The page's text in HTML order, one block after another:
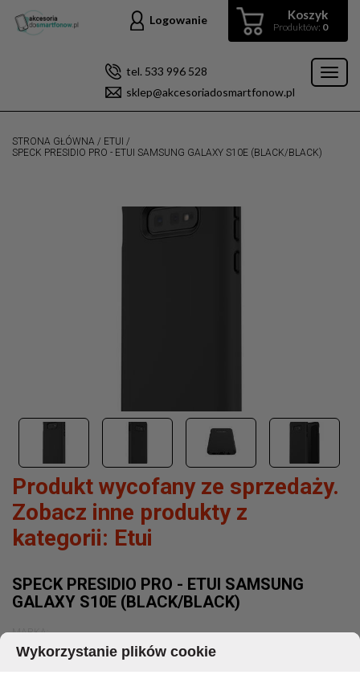
Koszyk
Produktów: 0
Logowanie
tel. 533 996 528
sklep@akcesoriadosmartfonow.pl
STRONA GŁÓWNA / ETUI /
SPECK PRESIDIO PRO - ETUI SAMSUNG GALAXY S10E (BLACK/BLACK)
Produkt wycofany ze sprzedaży.
Zobacz inne produkty z
kategorii: Etui
SPECK PRESIDIO PRO - ETUI SAMSUNG
GALAXY S10E (BLACK/BLACK)
MARKA:
SPECK
KOD PRODUKTU:
Wykorzystanie plików cookie